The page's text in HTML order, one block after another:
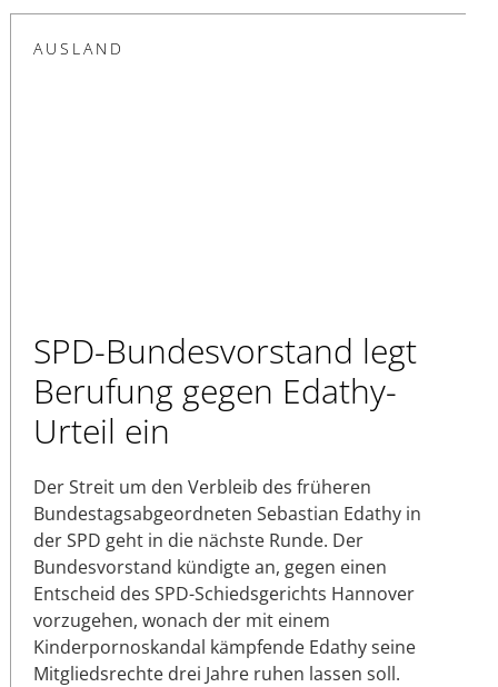
AUSLAND
SPD-Bundesvorstand legt
Berufung gegen Edathy-
Urteil ein
Der Streit um den Verbleib des früheren
Bundestagsabgeordneten Sebastian Edathy in
der SPD geht in die nächste Runde. Der
Bundesvorstand kündigte an, gegen einen
Entscheid des SPD-Schiedsgerichts Hannover
vorzugehen, wonach der mit einem
Kinderpornoskandal kämpfende Edathy seine
Mitgliedsrechte drei Jahre ruhen lassen soll.